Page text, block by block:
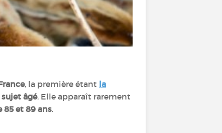
, la première étant la
âgé. Elle apparaît rarement
85 et 89 ans.